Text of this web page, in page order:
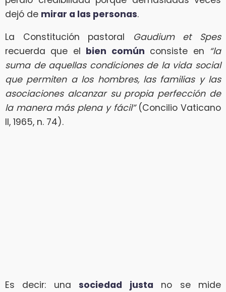
dejó de mirar a las personas.
La Constitución pastoral Gaudium et Spes
recuerda que el bien común consiste en “la
suma de aquellas condiciones de la vida social
que permiten a los hombres, las familias y las
asociaciones alcanzar su propia perfección de
la manera más plena y fácil” (Concilio Vaticano
II, 1965, n. 74).
Es decir: unasociedad justa no se mide